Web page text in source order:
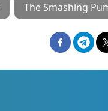
The Smashing